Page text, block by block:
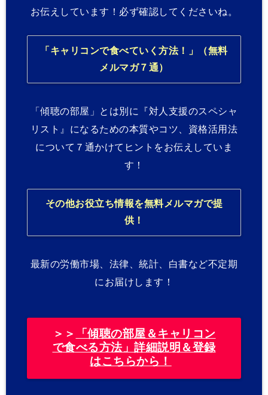
お伝えしています！必ず確認してくださいね。
「キャリコンで食べていく方法！」（無料
メルマガ７通）
「傾聴の部屋」とは別に『対人支援のスペシャ
リスト』になるための本質やコツ、資格活用法
について７通かけてヒントをお伝えしていま
す！
その他お役立ち情報を無料メルマガで提
供！
最新の労働市場、法律、統計、白書など不定期
にお届けします！
＞＞
「傾聴の部屋＆キャリコン
で食べる方法」詳細説明＆登録
はこちらから！